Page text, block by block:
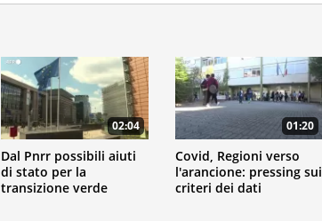
02:04
Dal Pnrr possibili aiuti
di stato per la
transizione verde
01:20
Covid, Regioni verso
l'arancione: pressing sui
criteri dei dati